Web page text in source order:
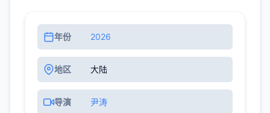
年份 2026
地区 大陆
导演 尹涛